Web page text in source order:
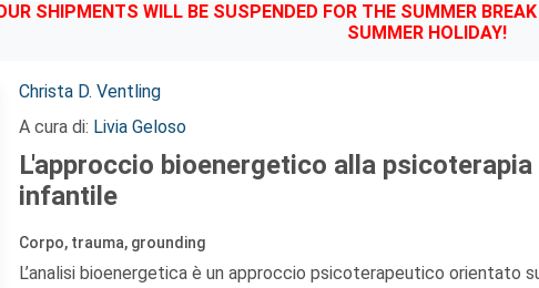
SHIPMENTS WILL BE SUSPENDED FOR THE SUMMER
SUMMER HOLIDAY!
Autori:
Christa D. Ventling
A cura di: Livia Geloso
L'approccio bioenergetico alla psicoterapia
infantile
Corpo, trauma, grounding
L’analisi bioenergetica è un approccio psicoterapeutico orientato